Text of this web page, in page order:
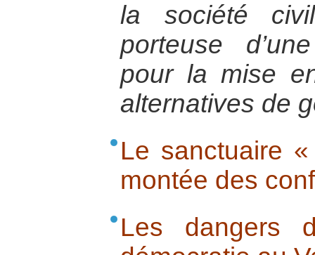
la société
porteuse
pour la mise
alternatives de
Le sanctuaire
montée des
Les dangers